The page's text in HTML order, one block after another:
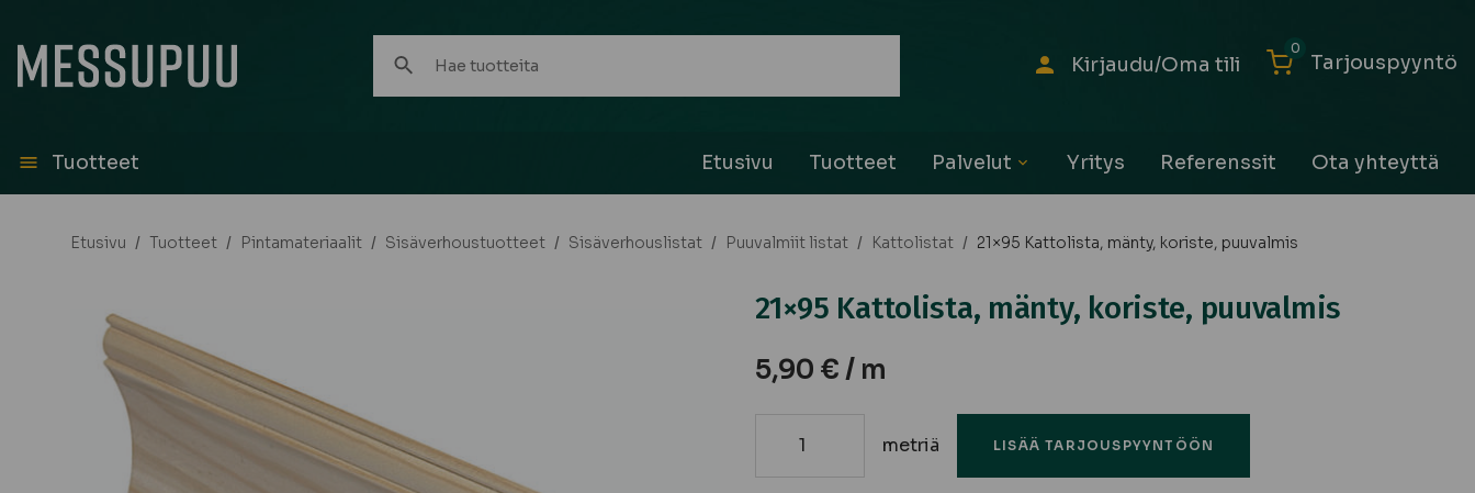
tuotteita:
Kirjaudu/Oma tili Tarjouspyyntö
0
Tuotteet Etusivu Tuotteet Palvelut Yritys Referenssit Ota yhteyttä
Etusivu / Tuotteet / Pintamateriaalit / Sisäverhoustuotteet / Sisäverhouslistat / Puuvalmiit listat / Kattolistat / 21×95 Kattolista, mänty, koriste, puuvalmis
21×95 Kattolista, mänty, koriste, puuvalmis
5,90 € / m
21x95
metriä LISÄÄ TARJOUSPYYNTÖÖN